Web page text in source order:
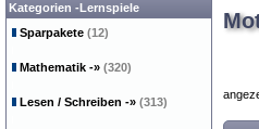
Kategorien -Lernspiele
Sparpakete (12)
Mathematik -» (320)
Lesen / Schreiben -» (313)